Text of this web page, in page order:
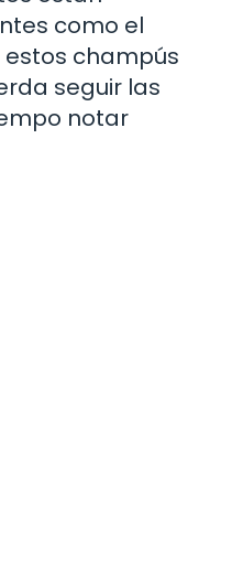
como el
estos champús
seguir las
notar